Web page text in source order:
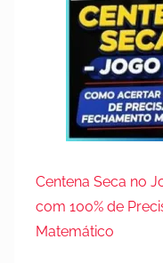
Centena Seca no
com 100% de
Matemático